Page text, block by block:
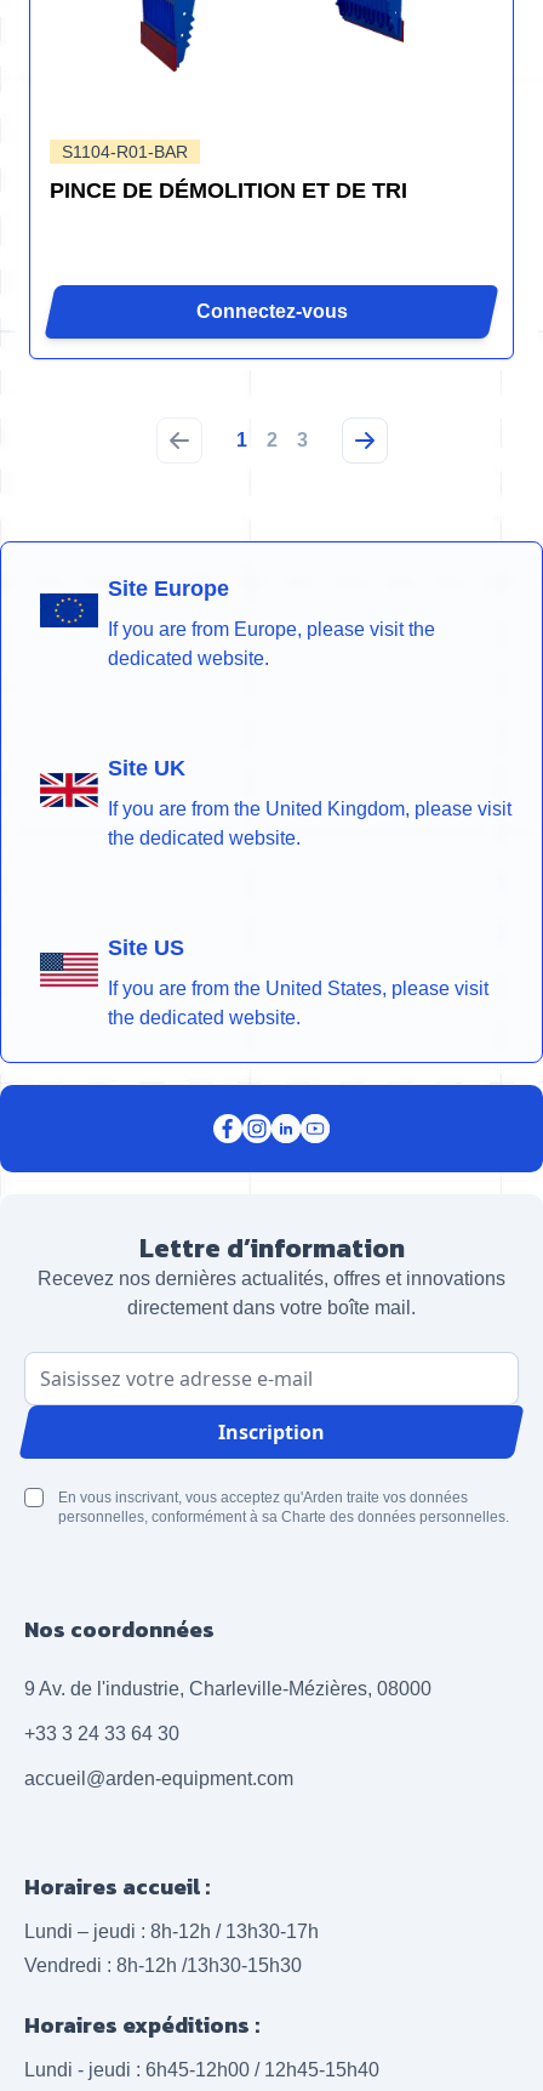
S1104-R01-BAR
PINCE DE DÉMOLITION ET DE TRI
Connectez-vous
1 2 3
Site Europe
If you are from Europe, please visit the
dedicated website.
Site UK
If you are from the United Kingdom, please visit
the dedicated website.
Site US
If you are from the United States, please visit
the dedicated website.
Lettre d’information
Recevez nos dernières actualités, offres et innovations
directement dans votre boîte mail.
Adresse email
Inscription
En vous inscrivant, vous acceptez qu'Arden traite vos données
personnelles, conformément à sa Charte des données personnelles.
Nos coordonnées
9 Av. de l'industrie, Charleville-Mézières, 08000
+33 3 24 33 64 30
accueil@arden-equipment.com
Horaires accueil :
Lundi – jeudi : 8h-12h / 13h30-17h
Vendredi : 8h-12h /13h30-15h30
Horaires expéditions :
Lundi - jeudi : 6h45-12h00 / 12h45-15h40